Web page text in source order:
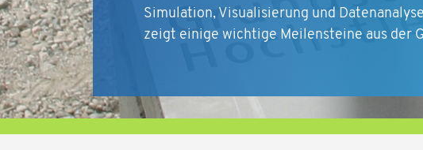
Simulation, Visualisierung und
zeigt einige wichtige Meilensteine aus der